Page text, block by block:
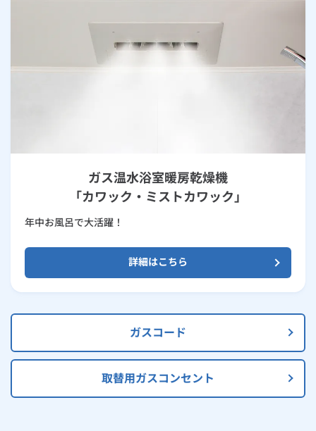
ガス温水浴室暖房乾燥機
「カワック・ミストカワック」
年中お風呂で大活躍！
詳細はこちら
ガスコード
取替用ガスコンセント